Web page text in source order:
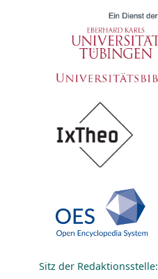
Sitz der Redaktionsstelle: